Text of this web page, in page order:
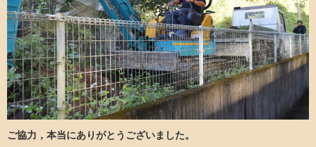
ご協力，本当にありがとうございました。